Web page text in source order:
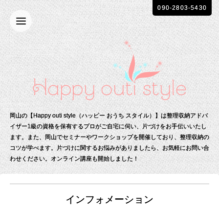
岡山の【Happy outi style（ハッピー おうち スタイル）】は整理収納アドバ
イザー1級の資格を保有するプロがご自宅に伺い、片づけをお手伝いいたし
ます。 また、岡山でセミナーやワークショップを開催しており、整理収納の
コツが学べます。 片づけに関するお悩みがありましたら、お気軽にお問い合
わせください。 オンライン講座も開始しました！
090-2803-5430
インフォメーション